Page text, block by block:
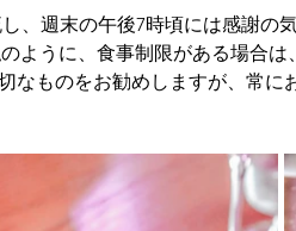
、週末の午後7時頃には感謝の
ように、食事制限がある場合は
なものをお勧めしますが、常に